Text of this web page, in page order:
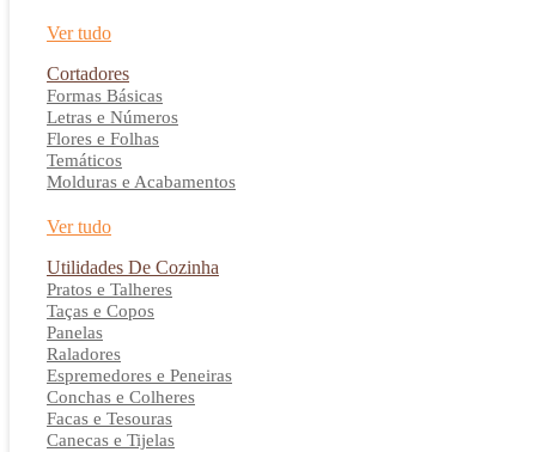
Ver tudo
Cortadores
Formas Básicas
Letras e Números
Flores e Folhas
Temáticos
Molduras e Acabamentos
Ver tudo
Utilidades De Cozinha
Pratos e Talheres
Taças e Copos
Panelas
Raladores
Espremedores e Peneiras
Conchas e Colheres
Facas e Tesouras
Canecas e Tijelas